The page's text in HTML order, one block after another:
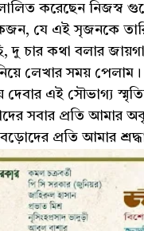
করেছেন নিজস্ব
যে এই সৃজনকে
চার কথা বলার
লেখার সময় পেলাম।
দেবার এই সৌভাগ্য
সবার প্রতি আমার
প্রতি আমার